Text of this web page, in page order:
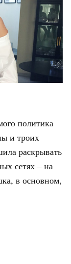
политика
и троих
раскрывать
сетях – на
в основном,